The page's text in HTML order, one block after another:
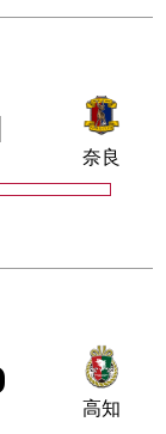
奈良
高知